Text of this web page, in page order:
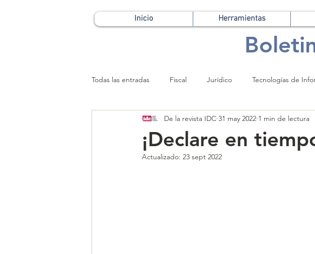
Inicio Herramientas
Todas las entradas Fiscal Jurídico Tecnologías de
Patrimonial
¡Declare en
De la revista IDC 31 may 2022 1 min de lectura
Actualizado: 23 sept 2022